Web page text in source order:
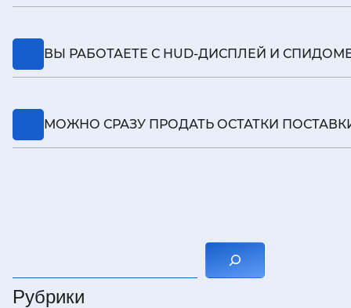
ВЫ РАБОТАЕТЕ С HUD-ДИСПЛЕЙ И
МОЖНО СРАЗУ ПРОДАТЬ ОСТАТКИ
Рубрики